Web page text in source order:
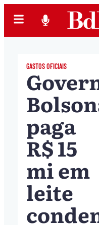
GASTOS OFICIAIS
paga
R$ 15
mi em
leite